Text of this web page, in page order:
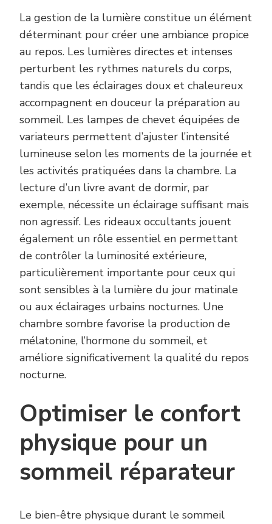
La gestion de la lumière constitue un élément
déterminant pour créer une ambiance propice
au repos. Les lumières directes et intenses
perturbent les rythmes naturels du corps,
tandis que les éclairages doux et chaleureux
accompagnent en douceur la préparation au
sommeil. Les lampes de chevet équipées de
variateurs permettent d’ajuster l’intensité
lumineuse selon les moments de la journée et
les activités pratiquées dans la chambre. La
lecture d’un livre avant de dormir, par
exemple, nécessite un éclairage suffisant mais
non agressif. Les rideaux occultants jouent
également un rôle essentiel en permettant
de contrôler la luminosité extérieure,
particulièrement importante pour ceux qui
sont sensibles à la lumière du jour matinale
ou aux éclairages urbains nocturnes. Une
chambre sombre favorise la production de
mélatonine, l’hormone du sommeil, et
améliore significativement la qualité du repos
nocturne.
Optimiser le confort
physique pour un
sommeil réparateur
Le bien-être physique durant le sommeil